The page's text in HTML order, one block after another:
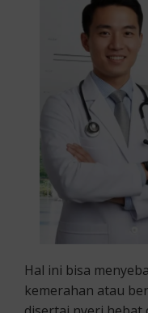
Hal ini bisa
kemerahan atau